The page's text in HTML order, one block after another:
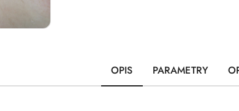
OPIS PARAMETRY